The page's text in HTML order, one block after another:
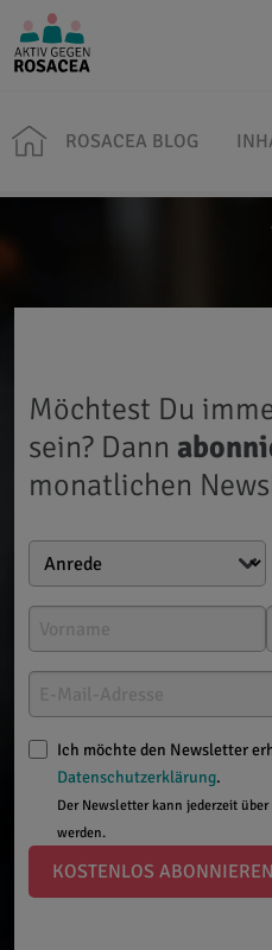
ROSACEA BLOG
Möchtest Du
sein? Dann
monatlichen
Ich möchte den Newsletter
Datenschutzerklärung.
Der Newsletter kann jederzeit
werden.
KOSTENLOS ABONNIEREN